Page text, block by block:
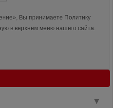
Вы принимаете Политику
в верхнем меню нашего сайта.
▼